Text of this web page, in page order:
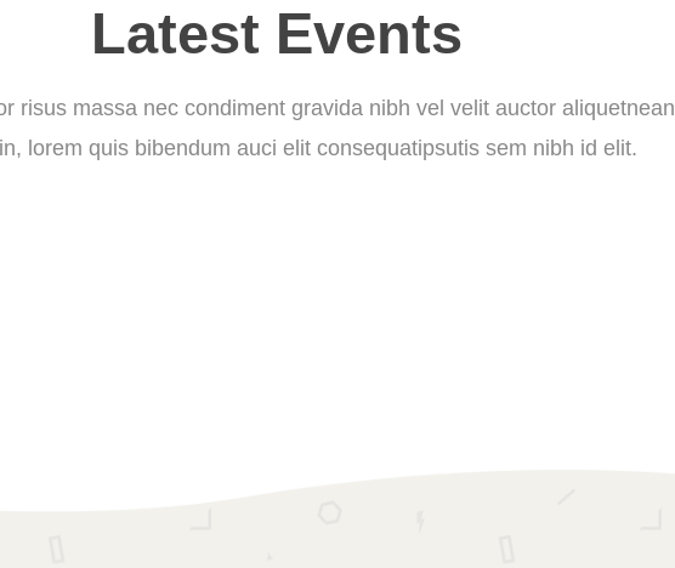
Latest Events
risus massa nec condiment gravida nibh vel velit auctor aliquetnean
lorem quis bibendum auci elit consequatipsutis sem nibh id elit.